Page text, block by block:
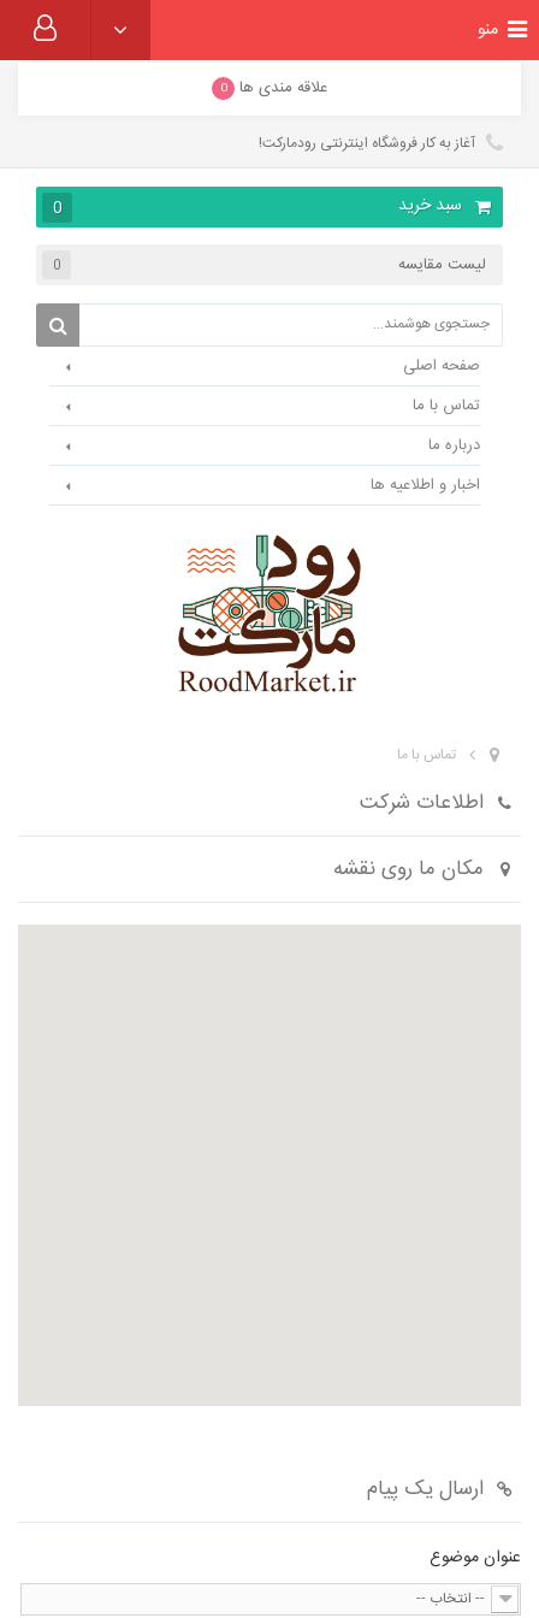
علاقه مندی ها 0
آغاز به کار فروشگاه اینترنتی رودمارکت!
سبد خرید 0
لیست مقایسه 0
صفحه اصلی
تماس با ما
درباره ما
اخبار و اطلاعیه ها
منو
تماس با ما
اطلاعات شرکت
عنوان موضوع
-- انتخاب --